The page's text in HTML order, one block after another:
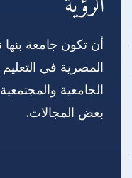
أن تكون جامعة بنها
المصرية في
الجامعية
بعض المجالات.